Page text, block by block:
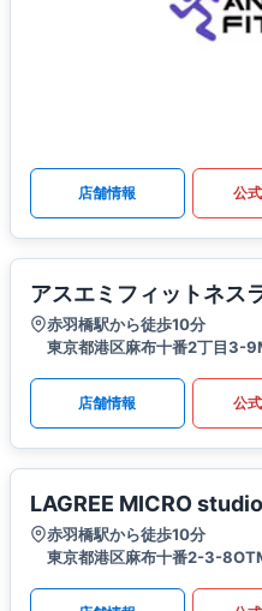
店舗情報 公
アスエミフィットネス
赤羽橋駅から徒歩10分
東京都港区麻布十番2丁目3-
店舗情報 公
LAGREE MICRO
赤羽橋駅から徒歩10分
東京都港区麻布十番2-3-